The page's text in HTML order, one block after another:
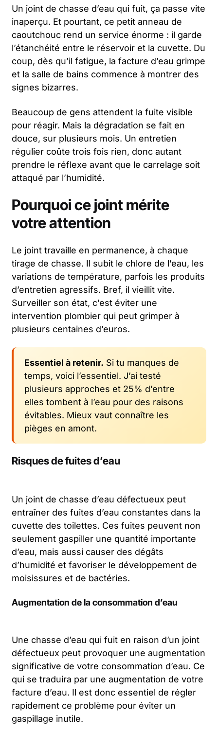
Un joint de chasse d’eau qui fuit, ça passe vite
inaperçu. Et pourtant, ce petit anneau de
caoutchouc rend un service énorme : il garde
l’étanchéité entre le réservoir et la cuvette. Du
coup, dès qu’il fatigue, la facture d’eau grimpe
et la salle de bains commence à montrer des
signes bizarres.
Beaucoup de gens attendent la fuite visible
pour réagir. Mais la dégradation se fait en
douce, sur plusieurs mois. Un entretien
régulier coûte trois fois rien, donc autant
prendre le réflexe avant que le carrelage soit
attaqué par l’humidité.
Pourquoi ce joint mérite
votre attention
Le joint travaille en permanence, à chaque
tirage de chasse. Il subit le chlore de l’eau, les
variations de température, parfois les produits
d’entretien agressifs. Bref, il vieillit vite.
Surveiller son état, c’est éviter une
intervention plombier qui peut grimper à
plusieurs centaines d’euros.
Essentiel à retenir. Si tu manques de
temps, voici l’essentiel. J’ai testé
plusieurs approches et 25% d’entre
elles tombent à l’eau pour des raisons
évitables. Mieux vaut connaître les
pièges en amont.
Risques de fuites d’eau
Un joint de chasse d’eau défectueux peut
entraîner des fuites d’eau constantes dans la
cuvette des toilettes. Ces fuites peuvent non
seulement gaspiller une quantité importante
d’eau, mais aussi causer des dégâts
d’humidité et favoriser le développement de
moisissures et de bactéries.
Augmentation de la consommation d’eau
Une chasse d’eau qui fuit en raison d’un joint
défectueux peut provoquer une augmentation
significative de votre consommation d’eau. Ce
qui se traduira par une augmentation de votre
facture d’eau. Il est donc essentiel de régler
rapidement ce problème pour éviter un
gaspillage inutile.